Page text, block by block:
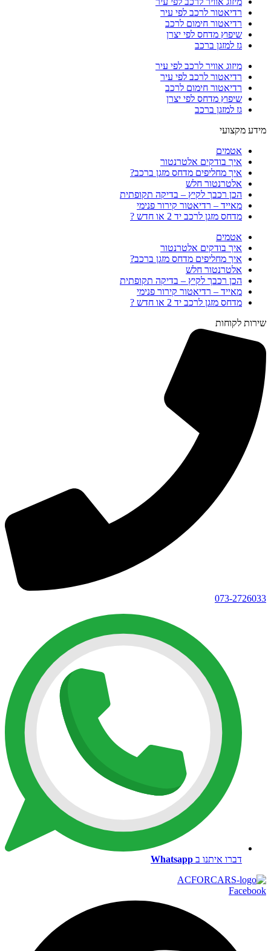
רדיאטור לרכב לפי עיר
רדיאטור חימום לרכב
שיפוץ מדחס לפי יצרן
גז למזגן ברכב
מיזוג אוויר לרכב לפי עיר
רדיאטור לרכב לפי עיר
רדיאטור חימום לרכב
שיפוץ מדחס לפי יצרן
גז למזגן ברכב
מידע מקצועי
אטמים
איך בודקים אלטרנטור
איך מחליפים מדחס מזגן ברכב?
אלטרנטור חלש
הכן רכבך לקיץ – בדיקה תקופתית
מאייד – רדיאטור קירור פנימי
מדחס מזגן לרכב יד 2 או חדש ?
אטמים
איך בודקים אלטרנטור
איך מחליפים מדחס מזגן ברכב?
אלטרנטור חלש
הכן רכבך לקיץ – בדיקה תקופתית
מאייד – רדיאטור קירור פנימי
מדחס מזגן לרכב יד 2 או חדש ?
שירות לקוחות
073-2726033
דברו איתנו ב Whatsapp
Facebook